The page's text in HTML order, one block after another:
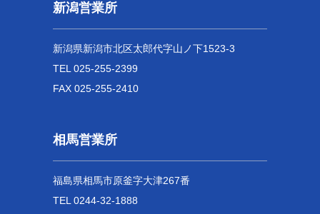
新潟営業所
新潟県新潟市北区太郎代字山ノ下1523-3
TEL 025-255-2399
FAX 025-255-2410
相馬営業所
福島県相馬市原釜字大津267番
TEL 0244-32-1888